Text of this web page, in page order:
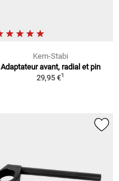
Kern-Stabi
Adaptateur avant, radial et pin
29,95 €1